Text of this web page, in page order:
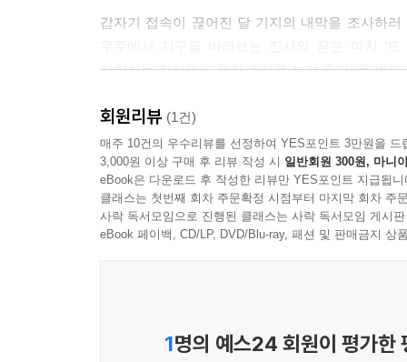
기는 어려울 거야. 태양계 어딘가가 가장 좋아.”
수 없는 자살 충동에 빠져 결국 스스로를 파괴했
--- p.187-188
우리는 우주에 홀로 존재한다. 이것은 안도일까,
였고 그는 이 사실을 견디지 못했다. 가짜 신은 무
하지 않았다. 나는 의심했다. 어떻게 믿을 수 있
그곳에 두 번째 베르티아에 대한 기록이 있었다.
갑자기 접속이 끊어진 달 기지의 내막을 조사하
사랑하는 진서의 고유한 관점을 보여 준다. 두 번
생명체라는 사실을 납득하기 위해 육체에서 벗
플라스틱은 베르티아에서 전수한 배움을 통
무인기지에서 발견한 두 번째 베르티아에 이름
플라스틱은 이미 경험한 유구한 미래를 과거처럼
| 인간의 시선을 넘어서서 살핀 존재의 근원
스마트 기기 너스폰, 인간의 의식을 기계에 옮겨
회원리뷰 (1건)
매주 10건의 우수리뷰를 선정하여 YES포인트 3만원을 드
3,000원 이상 구매 후 리뷰 작성 시 일반회원 300원, 마니
eBook은 다운로드 후 작성한 리뷰만 YES포인트 지급됩니
클래스는 첫번째 회차 주문확정 시점부터 마지막 회차 주
사락 독서모임으로 진행된 클래스는 사락 독서모임 게시
eBook 페이백, CD/LP, DVD/Blu-ray, 패션 및 판매금지 상
1명의 예스24 회원이 평가한